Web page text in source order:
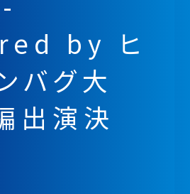
by ヒ
バグ大
出演決